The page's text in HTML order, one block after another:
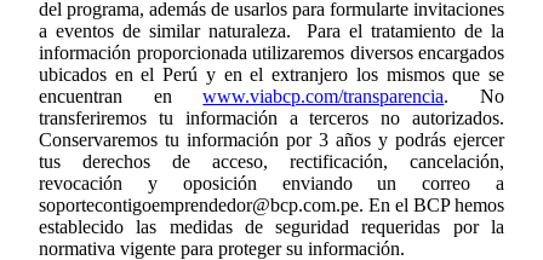
del programa, además de usarlos para formularte invitaciones
a eventos de similar naturaleza. Para el tratamiento de la
información proporcionada utilizaremos diversos encargados
ubicados en el Perú y en el extranjero los mismos que se
encuentran enwww.viabcp.com/transparencia. No
transferiremos tu información a terceros no autorizados.
Conservaremos tu información por 3 años y podrás ejercer
tus derechos de acceso, rectificación, cancelación,
revocación y oposición enviando un correo a
soportecontigoemprendedor@bcp.com.pe. En el BCP hemos
establecido las medidas de seguridad requeridas por la
normativa vigente para proteger su información.